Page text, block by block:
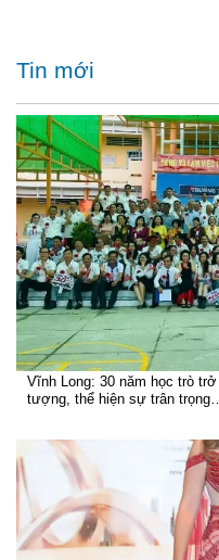
Tin mới
Vĩnh Long: 30 năm học trò
tượng, thể hiện sự trân